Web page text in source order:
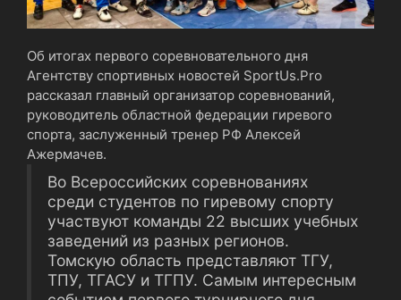
Об итогах первого соревновательного дня
Агентству спортивных новостей SportUs.Pro
рассказал главный организатор соревнований,
руководитель областной федерации гиревого
спорта, заслуженный тренер РФ Алексей
Ажермачев.
Во Всероссийских соревнованиях
среди студентов по гиревому спорту
участвуют команды 22 высших учебных
заведений из разных регионов.
Томскую область представляют ТГУ,
ТПУ, ТГАСУ и ТГПУ. Самым интересным